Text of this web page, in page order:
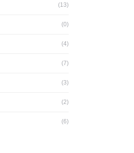
(13)
(0)
(4)
(7)
(3)
(2)
(6)